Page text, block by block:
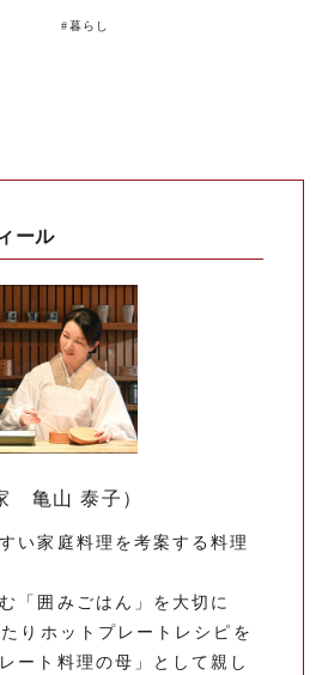
#暮らし
ール
亀山 泰子）
い家庭料理を考案する料理
「囲みごはん」を大切に
りホットプレートレシピを
ート料理の母」として親し